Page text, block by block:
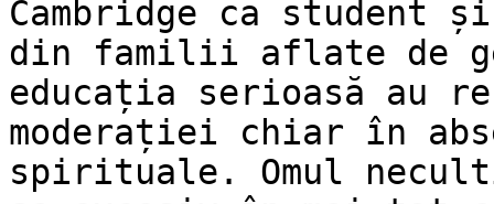
Cambridge ca student
din familii aflate de
educația serioasă
moderației chiar în
spirituale. Omul